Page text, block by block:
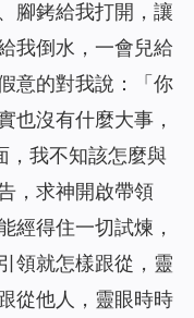
腳銬給我打開，讓
我倒水，一會兒給
意的對我說：「你
也沒有什麼大事，
我不知該怎麼與
，求神開啟帶領
經得住一切試煉，
領就怎樣跟從，靈
從他人，靈眼時時